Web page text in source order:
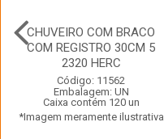
CHUVEIRO COM BRACO
COM REGISTRO 30CM 5
2320 HERC
Código: 11562
Embalagem: UN
Caixa contém 120 un
*Imagem meramente ilustrativa